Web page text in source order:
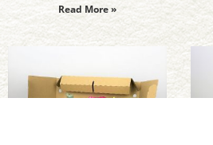
Read More »